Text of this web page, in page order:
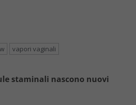
vapori vaginali
staminali nascono nuovi